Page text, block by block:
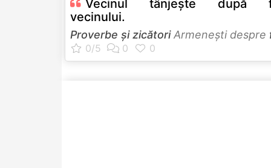
Vecinul tânjeşte după
vecinului.
Proverbe și zicătoriArmeneşti despre